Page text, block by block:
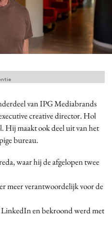
van IPG Mediabrands
creative director. Hol
Hij maakt ook deel uit van het
bureau.
waar hij de afgelopen twee
meer verantwoordelijk voor de
LinkedIn en bekroond werd met